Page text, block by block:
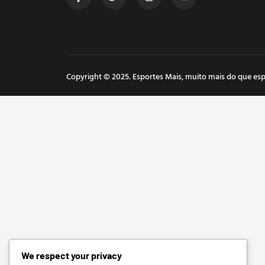
Copyright © 2025. Esportes Mais, muito mais do que
We respect your privacy